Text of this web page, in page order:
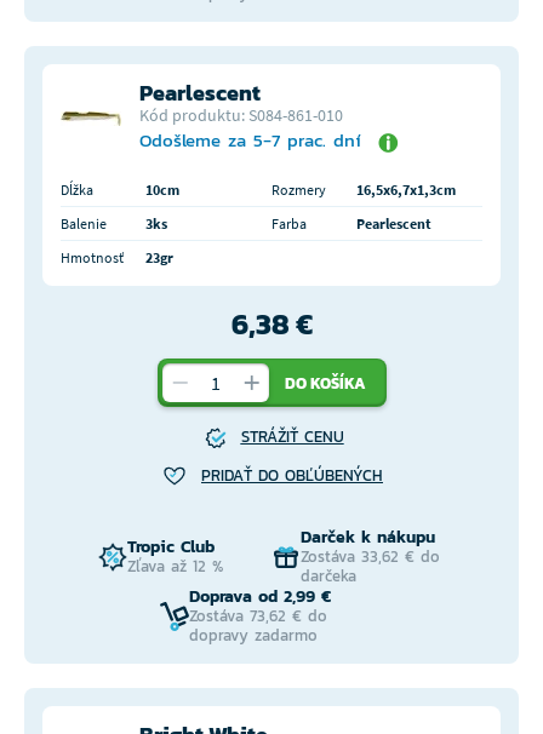
Pearlescent
Kód produktu: S084-861-010
Odošleme za 5-7 prac. dní
Dĺžka 10cm Rozmery
16,5x6,7x1,3cm
Balenie
3ks Farba
Pearlescent
Hmotnosť
23gr
6,38 €
DO KOŠÍKA
STRÁŽIŤ CENU
PRIDAŤ DO OBĽÚBENÝCH
Tropic Club
Zľava až 12 %
Darček k nákupu
Zostáva 33,62 € do
darčeka
Doprava od 2,99 €
Zostáva 73,62 € do
dopravy zadarmo